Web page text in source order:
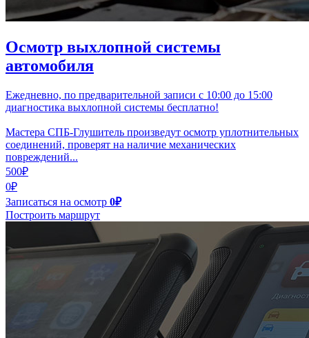
Осмотр выхлопной системы
автомобиля
Ежедневно, по предварительной записи с 10:00 до 15:00
диагностика выхлопной системы бесплатно!
Мастера СПБ-Глушитель произведут осмотр уплотнительных
соединений, проверят на наличие механических
повреждений...
500₽
0₽
Записаться на осмотр 0₽
Построить маршрут